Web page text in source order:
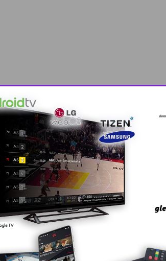
Zmaj učestvov …
lider ko …